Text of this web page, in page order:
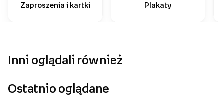
Zaproszenia i kartki Plakaty
Inni oglądali również
Ostatnio oglądane